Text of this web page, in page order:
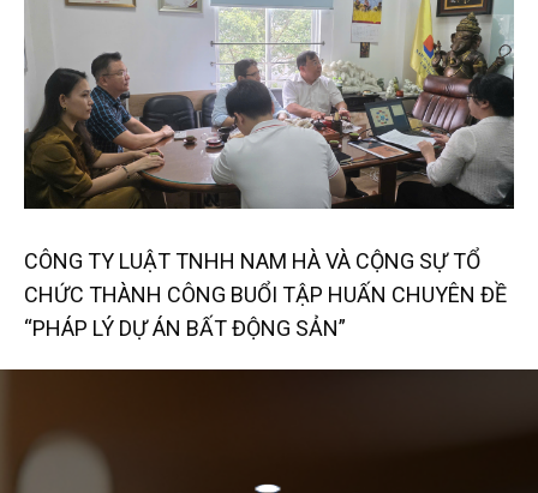
CÔNG TY LUẬT TNHH NAM HÀ VÀ CỘNG SỰ TỔ
CHỨC THÀNH CÔNG BUỔI TẬP HUẤN CHUYÊN ĐỀ
“PHÁP LÝ DỰ ÁN BẤT ĐỘNG SẢN”